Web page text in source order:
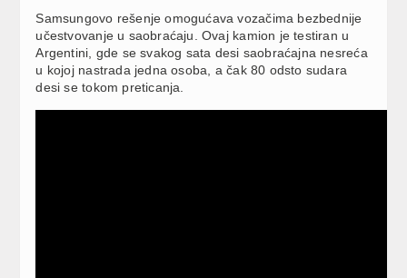
Samsungovo rešenje omogućava vozačima bezbednije
učestvovanje u saobraćaju. Ovaj kamion je testiran u
Argentini, gde se svakog sata desi saobraćajna nesreća
u kojoj nastrada jedna osoba, a čak 80 odsto sudara
desi se tokom preticanja.